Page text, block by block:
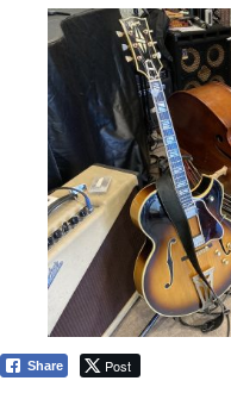
YouTube
Online Lesson
Share Post